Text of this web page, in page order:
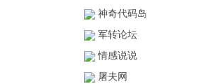
神奇代码岛
军转论坛
情感说说
屠夫网